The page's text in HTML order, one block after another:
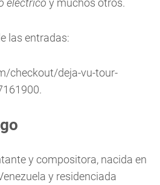
eléctrico y muchos otros.
las entradas:
checkout/deja-vu-tour-
y compositora, nacida en
y residenciada